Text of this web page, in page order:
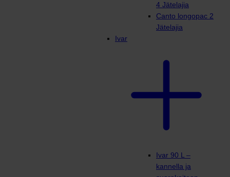
4 Jätelajia
Canto longopac 2
Jätelajia
Ivar
Ivar 90 L –
kannella ja